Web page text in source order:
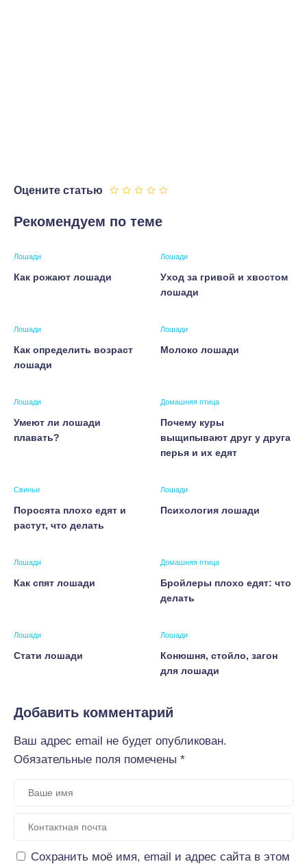
Оцените статью
Рекомендуем по теме
Лошади
Как рожают лошади
Лошади
Уход за гривой и хвостом
лошади
Лошади
Как определить возраст
лошади
Лошади
Молоко лошади
Лошади
Умеют ли лошади
плавать?
Домашняя птица
Почему куры
выщипывают друг у друга
перья и их едят
Свиньи
Поросята плохо едят и
растут, что делать
Лошади
Психология лошади
Лошади
Как спят лошади
Домашняя птица
Бройлеры плохо едят: что
делать
Лошади
Стати лошади
Лошади
Конюшня, стойло, загон
для лошади
Добавить комментарий
Ваш адрес email не будет опубликован.
Обязательные поля помечены *
Сохранить моё имя, email и адрес сайта в этом